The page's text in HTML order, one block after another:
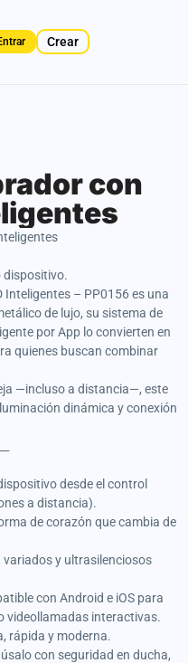
Crear
con
dispositivo.
Inteligentes – PP0156 es una
de lujo, su sistema de
por App lo convierten en
quienes buscan combinar
—incluso a distancia—, este
dinámica y conexión
desde el control
a distancia).
de corazón que cambia de
y ultrasilenciosos
con Android e iOS para
videollamadas interactivas.
rápida y moderna.
con seguridad en ducha,